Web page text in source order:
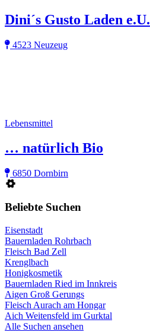
Dini´s Gusto Laden e.U.
4523 Neuzeug
Lebensmittel
… natürlich Bio
6850 Dornbirn
Beliebte Suchen
Eisenstadt
Bauernladen Rohrbach
Fleisch Bad Zell
Krenglbach
Honigkosmetik
Bauernladen Ried im Innkreis
Aigen Groß Gerungs
Fleisch Aurach am Hongar
Aich Weitensfeld im Gurktal
Alle Suchen ansehen